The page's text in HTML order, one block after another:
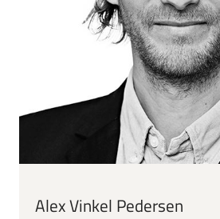
Alex Vinkel Pedersen